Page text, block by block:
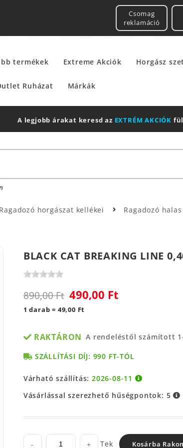
Csomag
reklamáció
termékek Extreme Akciók Horgász
Ruházat Márkák
A legjobb árakat keresd az EXTRÉM AKCIÓK
horgászat kellékei Ragadozó
BLACK CAT BREAKING LINE
890,00 Ft 490,00 Ft
1 darab = 49,00 Ft
RAKTÁRON A rendeléstől számított
SZÁLLÍTÁSI DÍJ: 990 FT-TÓL
Várható szállítás:2026-08-11
Vásárlással szerezhető hűségpontok: 5
- + Tek Kosárba